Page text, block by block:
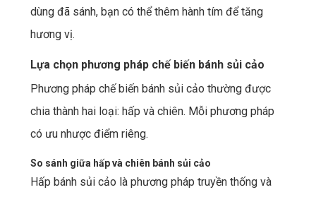
dùng đã sánh, bạn có thể thêm hành tím để tăng
hương vị.
Lựa chọn phương pháp chế biến bánh sủi cảo
Phương pháp chế biến bánh sủi cảo thường được
chia thành hai loại: hấp và chiên. Mỗi phương pháp
có ưu nhược điểm riêng.
So sánh giữa hấp và chiên bánh sủi cảo
Hấp bánh sủi cảo là phương pháp truyền thống và